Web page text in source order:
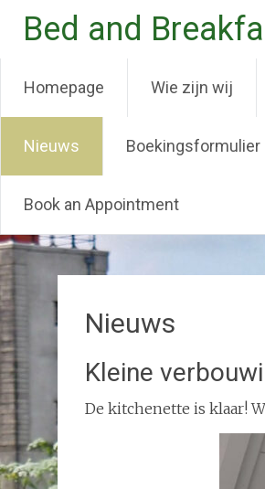
Naar
de
inhoud
springen
Bed and
Homepage Wie zijn wij
Nieuws Boekingsformulier
Book an Appointment
Nieuws
Kleine
De kitchenette is klaar!